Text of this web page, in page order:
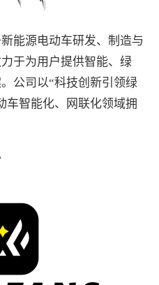
能源电动车研发、制造与
于为用户提供智能、绿
公司以“科技创新引领绿
车智能化、网联化领域拥